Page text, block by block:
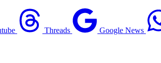
Threads Google News